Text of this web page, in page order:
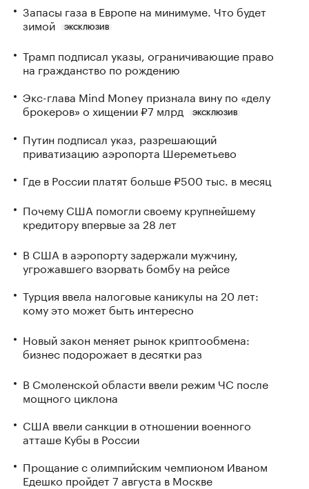
Запасы газа в Европе на минимуме. Что будет
зимой
ЭКСКЛЮЗИВ
Трамп подписал указы, ограничивающие право
на гражданство по рождению
Экс-глава Mind Money признала вину по «делу
брокеров» о хищении ₽7 млрд
ЭКСКЛЮЗИВ
Путин подписал указ, разрешающий
приватизацию аэропорта Шереметьево
Где в России платят больше ₽500 тыс. в месяц
Почему США помогли своему крупнейшему
кредитору впервые за 28 лет
В США в аэропорту задержали мужчину,
угрожавшего взорвать бомбу на рейсе
Турция ввела налоговые каникулы на 20 лет:
кому это может быть интересно
Новый закон меняет рынок криптообмена:
бизнес подорожает в десятки раз
В Смоленской области ввели режим ЧС после
мощного циклона
США ввели санкции в отношении военного
атташе Кубы в России
Прощание с олимпийским чемпионом Иваном
Едешко пройдет 7 августа в Москве